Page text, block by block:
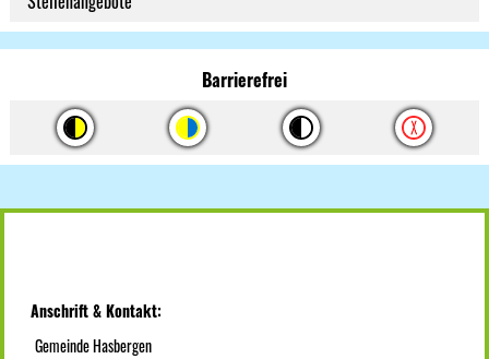
Barrierefrei
Anschrift & Kontakt:
Gemeinde Hasbergen